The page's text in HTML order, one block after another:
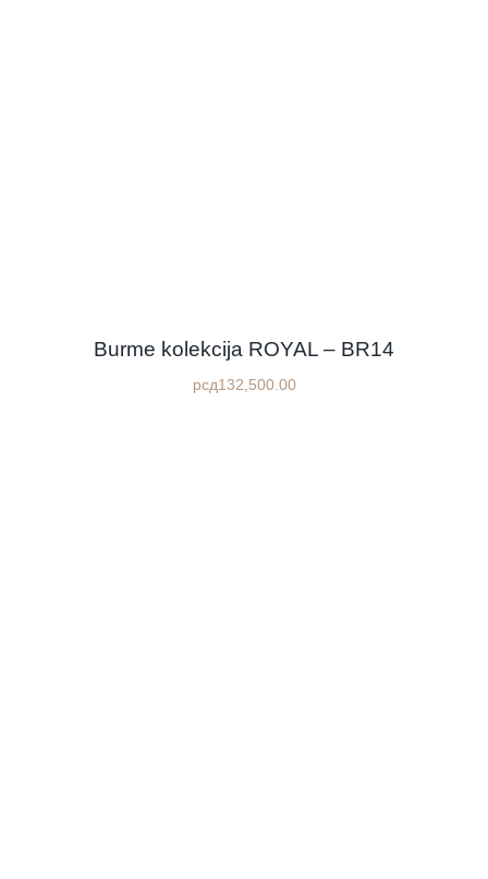
Burme kolekcija ROYAL – BR14
рсд132,500.00